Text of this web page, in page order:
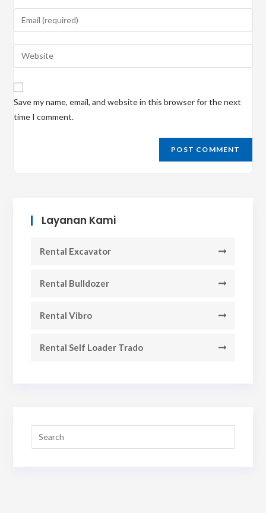
name
to
comment
Enter
your
email
address
comment
Enter
your
website
URL
Save my name, email, and website in this browser for the next
time I comment.
Layanan Kami
Rental Excavator
Rental Bulldozer
Rental Vibro
Rental Self Loader Trado